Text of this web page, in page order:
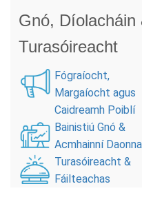
Gnó, Díolacháin
Turasóireacht
Fógraíocht,
Margaíocht agus
Caidreamh Poiblí
Bainistiú Gnó &
Acmhainní Daonna
Turasóireacht &
Fáilteachas